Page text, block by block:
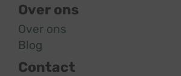
Over ons
Over ons
Blog
Contact